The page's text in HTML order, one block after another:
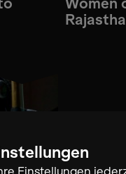
Women